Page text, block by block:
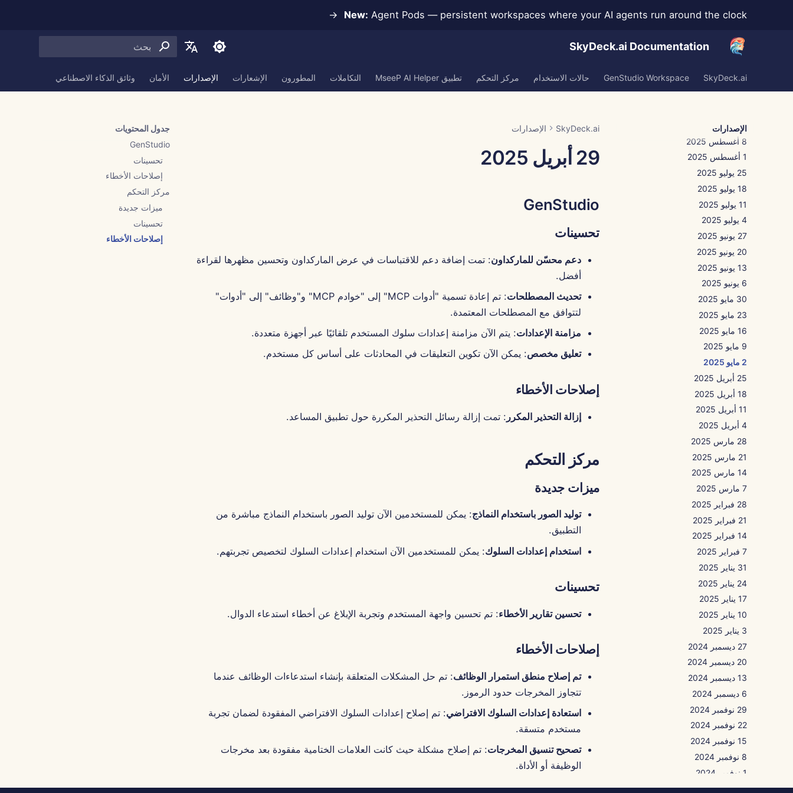
New: Agent Pods — persistent workspaces where your AI agents run around the clock →
SkyDeck.ai Documentation
English
Português
SkyDeck.ai
GenStudio Workspace حالات الاستخدام مركز التحكم تطبيق MseeP AI Helper التكاملات المطورون الإشعارات الإصدارات الأمان وثائق الذكاء الاصطناعي
الإصدارات
Nov 28th, 2025
Nov 14th, 2025
5 سبتمبر 2025
29 أغسطس 2025
15 أغسطس 2025
8 أغسطس 2025
1 أغسطس 2025
25 يوليو 2025
18 يوليو 2025
11 يوليو 2025
4 يوليو 2025
27 يونيو 2025
20 يونيو 2025
13 يونيو 2025
6 يونيو 2025
30 مايو 2025
23 مايو 2025
16 مايو 2025
9 مايو 2025
2 مايو 2025
25 أبريل 2025
18 أبريل 2025
11 أبريل 2025
4 أبريل 2025
28 مارس 2025
21 مارس 2025
14 مارس 2025
7 مارس 2025
28 فبراير 2025
21 فبراير 2025
14 فبراير 2025
7 فبراير 2025
31 يناير 2025
24 يناير 2025
17 يناير 2025
10 يناير 2025
3 يناير 2025
27 ديسمبر 2024
20 ديسمبر 2024
13 ديسمبر 2024
6 ديسمبر 2024
29 نوفمبر 2024
22 نوفمبر 2024
15 نوفمبر 2024
8 نوفمبر 2024
1 نوفمبر 2024
25 أكتوبر 2024
جدول المحتويات
GenStudio
تحسينات
إصلاحات الأخطاء
مركز التحكم
ميزات جديدة
تحسينات
إصلاحات الأخطاء
SkyDeck.ai الإصدارات
29 أبريل 2025
GenStudio
تحسينات
دعم محسّن للماركداون: تمت إضافة دعم للاقتباسات في عرض الماركداون وتحسين مظهرها لقراءة
أفضل.
تحديث المصطلحات
: تم إعادة تسمية "أدوات MCP" إلى "خوادم MCP" و"وظائف" إلى "أدوات"
لتتوافق مع المصطلحات المعتمدة.
مزامنة الإعدادات: يتم الآن مزامنة إعدادات سلوك المستخدم تلقائيًا عبر أجهزة متعددة.
تعليق مخصص: يمكن الآن تكوين التعليقات في المحادثات على أساس كل مستخدم.
إصلاحات الأخطاء
إزالة التحذير المكرر : تمت إزالة رسائل التحذير المكررة حول تطبيق المساعد.
مركز التحكم
ميزات جديدة
توليد الصور باستخدام النماذج: يمكن للمستخدمين الآن توليد الصور باستخدام النماذج مباشرة من
التطبيق.
استخدام إعدادات السلوك: يمكن للمستخدمين الآن استخدام إعدادات السلوك لتخصيص تجربتهم.
تحسينات
تحسين تقارير الأخطاء: تم تحسين واجهة المستخدم وتجربة الإبلاغ عن أخطاء استدعاء الدوال.
إصلاحات الأخطاء
تم إصلاح منطق استمرار الوظائف: تم حل المشكلات المتعلقة بإنشاء استدعاءات الوظائف عندما
تتجاوز المخرجات حدود الرموز.
استعادة إعدادات السلوك الافتراضي: تم إصلاح إعدادات السلوك الافتراضي المفقودة لضمان تجربة
مستخدم متسقة.
تصحيح تنسيق المخرجات: تم إصلاح مشكلة حيث كانت العلامات الختامية مفقودة بعد مخرجات
الوظيفة أو الأداة.